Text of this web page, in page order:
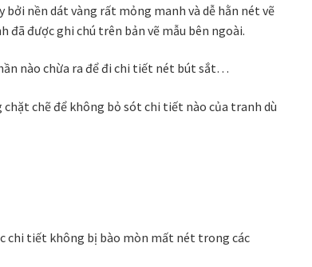
nền dát vàng rất mỏng manh và dễ hằn nét vẽ
đã được ghi chú trên bản vẽ mẫu bên ngoài.
nào chừa ra để đi chi tiết nét bút sắt…
chẽ để không bỏ sót chi tiết nào của tranh dù
chi tiết không bị bào mòn mất nét trong các